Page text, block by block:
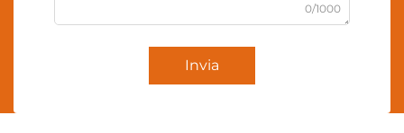
0/1000
Invia